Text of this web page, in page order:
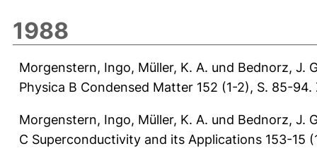
1988
Morgenstern, Ingo, Müller, K. A. und Bednorz, J.
Physica B Condensed Matter 152 (1-2), S. 85-94.
Morgenstern, Ingo, Müller, K. A. und Bednorz, J.
C Superconductivity and its Applications 153-15